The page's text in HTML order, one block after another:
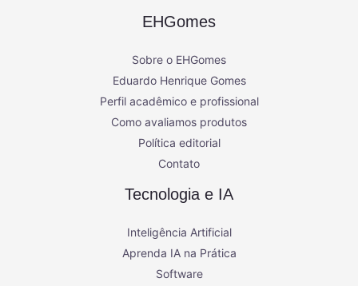
EHGomes
Sobre o EHGomes
Eduardo Henrique Gomes
Perfil acadêmico e profissional
Como avaliamos produtos
Política editorial
Contato
Tecnologia e IA
Inteligência Artificial
Aprenda IA na Prática
Software